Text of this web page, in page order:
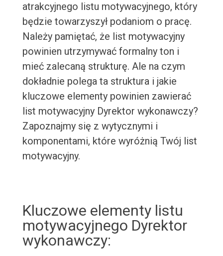
atrakcyjnego listu motywacyjnego, który
będzie towarzyszył podaniom o pracę.
Należy pamiętać, że list motywacyjny
powinien utrzymywać formalny ton i
mieć zalecaną strukturę. Ale na czym
dokładnie polega ta struktura i jakie
kluczowe elementy powinien zawierać
list motywacyjny Dyrektor wykonawczy?
Zapoznajmy się z wytycznymi i
komponentami, które wyróżnią Twój list
motywacyjny.
Kluczowe elementy listu
motywacyjnego Dyrektor
wykonawczy: